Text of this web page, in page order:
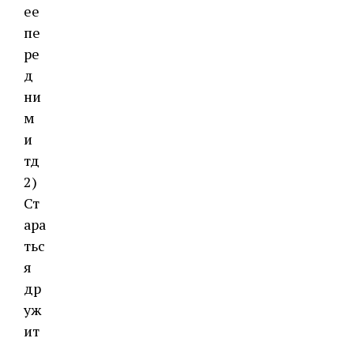
ее
пе
ре
д
ни
м
и
тд
2)
Ст
ара
тьс
я
др
уж
ит